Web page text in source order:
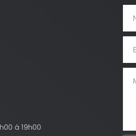
à 19h00